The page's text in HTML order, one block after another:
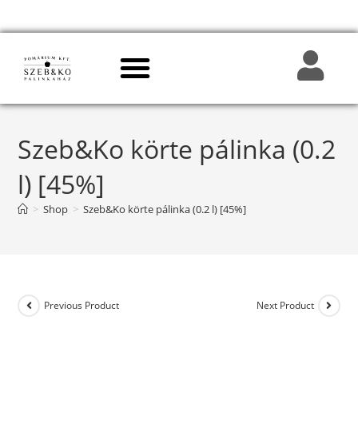
Szeb&Ko körte pálinka (0.2
l) [45%]
> Shop > Szeb&Ko körte pálinka (0.2 l) [45%]
Previous Product Next Product